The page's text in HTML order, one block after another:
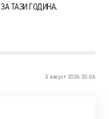
ТАЗИ ГОДИНА.
3 август 2026 20:06